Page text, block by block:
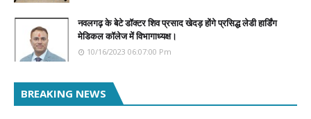
नवलगढ़ के बेटे डॉक्टर शिव प्रसाद खेदड़ होंगे प्रसिद्ध लेडी हार्डिंग
मेडिकल कॉलेज में विभागाध्यक्ष।
10/16/2023 06:07:00 Pm
BREAKING NEWS